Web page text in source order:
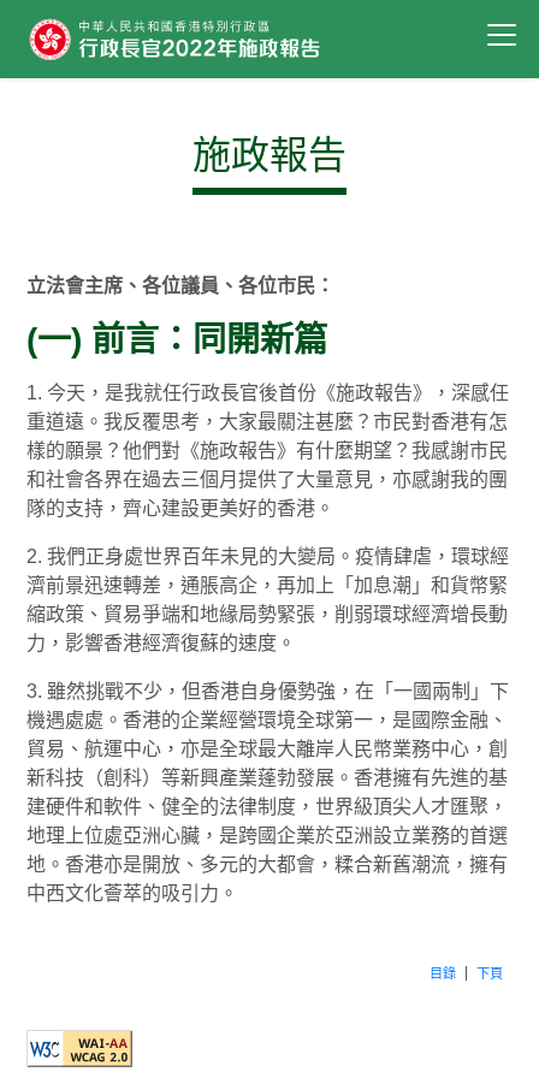
施政報告
立法會主席、各位議員、各位市民：
(一) 前言：同開新篇
1. 今天，是我就任行政長官後首份《施政報告》，深感任
重道遠。我反覆思考，大家最關注甚麼？市民對香港有怎
樣的願景？他們對《施政報告》有什麼期望？我感謝市民
和社會各界在過去三個月提供了大量意見，亦感謝我的團
隊的支持，齊心建設更美好的香港。
2. 我們正身處世界百年未見的大變局。疫情肆虐，環球經
濟前景迅速轉差，通脹高企，再加上「加息潮」和貨幣緊
縮政策、貿易爭端和地緣局勢緊張，削弱環球經濟增長動
力，影響香港經濟復蘇的速度。
3. 雖然挑戰不少，但香港自身優勢強，在「一國兩制」下
機遇處處。香港的企業經營環境全球第一，是國際金融、
貿易、航運中心，亦是全球最大離岸人民幣業務中心，創
新科技（創科）等新興產業蓬勃發展。香港擁有先進的基
建硬件和軟件、健全的法律制度，世界級頂尖人才匯聚，
地理上位處亞洲心臟，是跨國企業於亞洲設立業務的首選
地。香港亦是開放、多元的大都會，糅合新舊潮流，擁有
中西文化薈萃的吸引力。
目錄 下頁